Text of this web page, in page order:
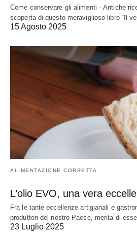
Come conservare gli alimenti - Antiche
scoperta di questo meraviglioso libro “Il
15 Agosto 2025
ALIMENTAZIONE CORRETTA
L’olio EVO, una vera
Fra le tante eccellenze artigianali e
produttori del nostro Paese, merita di
23 Luglio 2025